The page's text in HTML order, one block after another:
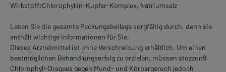
Wirkstoff:Chlorophyllin-Kupfer-Komplex, Natriumsalz
Lesen Sie die gesamte Packungsbeilage sorgfältig durch, denn sie
enthält wichtige Informationen für Sie.
Dieses Arzneimittel ist ohne Verschreibung erhältlich. Um einen
bestmöglichen Behandlungserfolg zu erzielen, müssen stozzon9
Chlorophyll-Dragees gegen Mund- und Körpergeruch jedoch